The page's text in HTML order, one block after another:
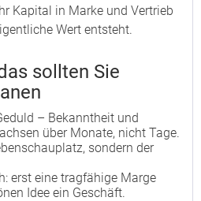
Kapital in Marke und Vertrieb
Wert entsteht.
sollten Sie
– Bekanntheit und
über Monate, nicht Tage.
sondern der
erst eine tragfähige Marge
Idee ein Geschäft.